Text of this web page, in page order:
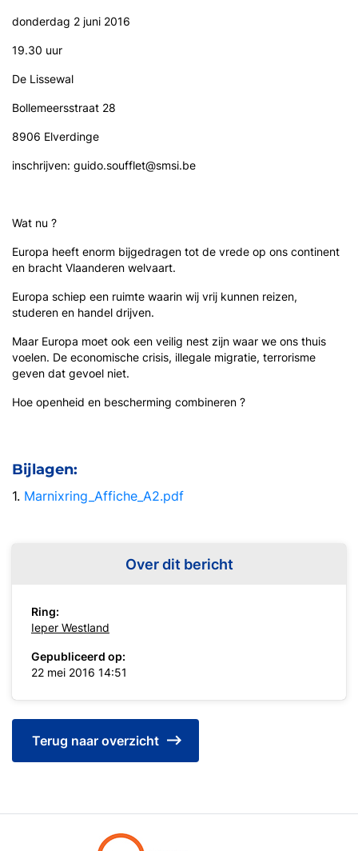
donderdag 2 juni 2016
19.30 uur
De Lissewal
Bollemeersstraat 28
8906 Elverdinge
inschrijven: guido.soufflet@smsi.be
Wat nu ?
Europa heeft enorm bijgedragen tot de vrede op ons continent
en bracht Vlaanderen welvaart.
Europa schiep een ruimte waarin wij vrij kunnen reizen,
studeren en handel drijven.
Maar Europa moet ook een veilig nest zijn waar we ons thuis
voelen. De economische crisis, illegale migratie, terrorisme
geven dat gevoel niet.
Hoe openheid en bescherming combineren ?
Bijlagen:
1. Marnixring_Affiche_A2.pdf
Over dit bericht
Ring:
Ieper Westland
Gepubliceerd op:
22 mei 2016 14:51
Terug naar overzicht